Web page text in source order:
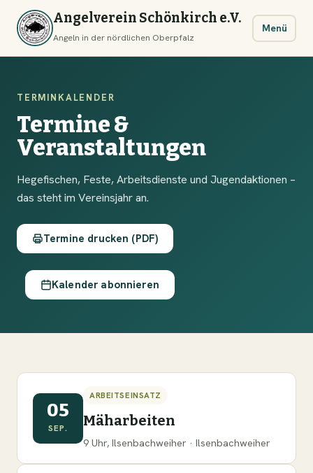
Angelverein Schönkirch e.V.
Angeln in der nördlichen Oberpfalz
Menü
TERMINKALENDER
Termine &
Veranstaltungen
Hegefischen, Feste, Arbeitsdienste und Jugendaktionen –
das steht im Vereinsjahr an.
Termine drucken (PDF)
Kalender abonnieren
05
SEP.
ARBEITSEINSATZ
Mäharbeiten
9 Uhr, Ilsenbachweiher · Ilsenbachweiher